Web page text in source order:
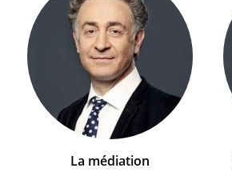
La médiation